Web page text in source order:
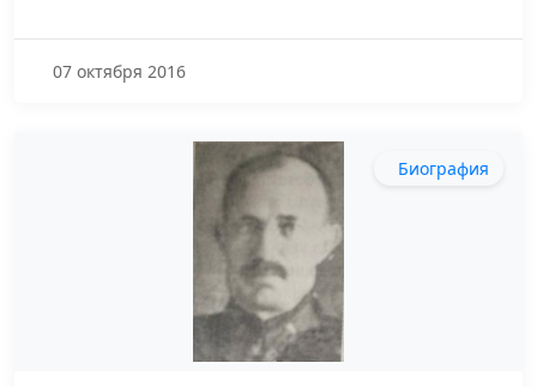
07 октября 2016
Биография